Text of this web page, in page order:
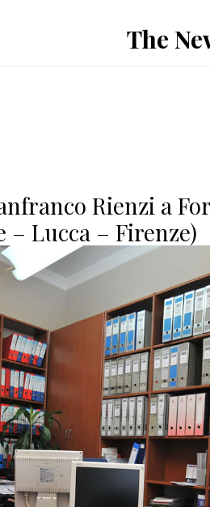
The
Rienzi a
– Lucca – Firenze)